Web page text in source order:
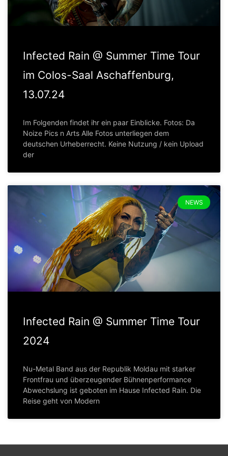
Infected Rain @ Summer Time Tour
im Colos-Saal Aschaffenburg,
13.07.24
Im Folgenden findet ihr ein paar Einblicke. Fotos: Da
Noize Pics n Arts Alle Fotos unterliegen dem
deutschen Urheberrecht. Keine Nutzung / kein Upload
der
NEWS
Infected Rain @ Summer Time Tour
2024
Nu-Metal Band aus der Republik Moldau mit starker
Frontfrau und überzeugender Bühnenperformance
Abwechslung ist geboten im Hause Infected Rain. Die
Reise geht von Modern